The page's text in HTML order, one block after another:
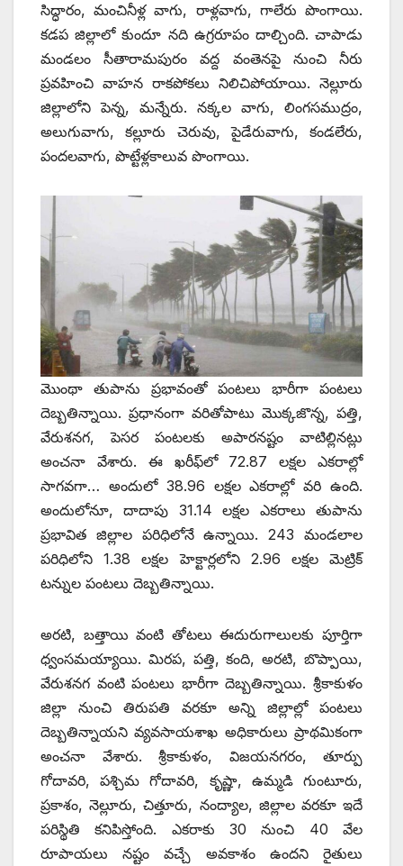
సిద్ధారం, మంచినీళ్ల వాగు, రాళ్లవాగు, గాలేరు పొంగాయి.
కడప జిల్లాలో కుందూ నది ఉగ్రరూపం దాల్చింది. చాపాడు
మండలం సీతారామపురం వద్ద వంతెనపై నుంచి నీరు
ప్రవహించి వాహన రాకపోకలు నిలిచిపోయాయి. నెల్లూరు
జిల్లాలోని పెన్న, మన్నేరు. నక్కల వాగు, లింగసముద్రం,
అలుగువాగు, కల్లూరు చెరువు, పైడేరువాగు, కండలేరు,
పందలవాగు, పొట్టేళ్లకాలువ పొంగాయి.
మొంథా తుపాను ప్రభావంతో పంటలు భారీగా పంటలు
దెబ్బతిన్నాయి. ప్రధానంగా వరితోపాటు మొక్కజొన్న, పత్తి,
వేరుశనగ, పెసర పంటలకు అపారనష్టం వాటిల్లినట్లు
అంచనా వేశారు. ఈ ఖరీఫ్‌లో 72.87 లక్షల ఎకరాల్లో
సాగవగా… అందులో 38.96 లక్షల ఎకరాల్లో వరి ఉంది.
అందులోనూ, దాదాపు 31.14 లక్షల ఎకరాలు తుపాను
ప్రభావిత జిల్లాల పరిధిలోనే ఉన్నాయి. 243 మండలాల
పరిధిలోని 1.38 లక్షల హెక్టార్లలోని 2.96 లక్షల మెట్రిక్‌
టన్నుల పంటలు దెబ్బతిన్నాయి.
అరటి, బత్తాయి వంటి తోటలు ఈదురుగాలులకు పూర్తిగా
ధ్వంసమయ్యాయి. మిరప, పత్తి, కంది, అరటి, బొప్పాయి,
వేరుశనగ వంటి పంటలు భారీగా దెబ్బతిన్నాయి. శ్రీకాకుళం
జిల్లా నుంచి తిరుపతి వరకూ అన్ని జిల్లాల్లో పంటలు
దెబ్బతిన్నాయని వ్యవసాయశాఖ అధికారులు ప్రాథమికంగా
అంచనా వేశారు. శ్రీకాకుళం, విజయనగరం, తూర్పు
గోదావరి, పశ్చిమ గోదావరి, కృష్ణా, ఉమ్మడి గుంటూరు,
ప్రకాశం, నెల్లూరు, చిత్తూరు, నంద్యాల, జిల్లాల వరకూ ఇదే
పరిస్థితి కనిపిస్తోంది. ఎకరాకు 30 నుంచి 40 వేల
రూపాయలు నష్టం వచ్చే అవకాశం ఉందని రైతులు